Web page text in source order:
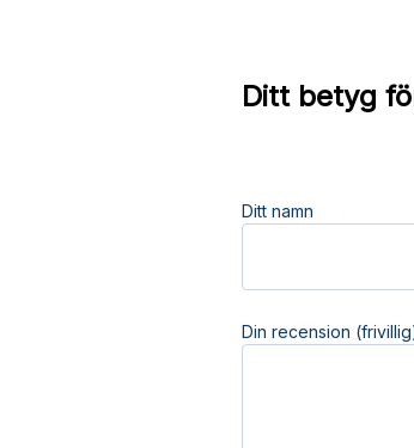
Ditt betyg
Ditt namn
Din recension